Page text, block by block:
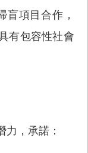
盲項目合作，
有包容性社會
力，承諾：